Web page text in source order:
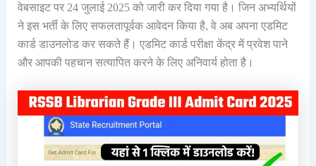
वेबसाइट पर 24 जुलाई 2025 को जारी कर दिया गया है। जिन अभ्यर्थियों
ने इस भर्ती के लिए सफलतापूर्वक आवेदन किया है, वे अब अपना एडमिट
कार्ड डाउनलोड कर सकते हैं। एडमिट कार्ड परीक्षा केंद्र में प्रवेश पाने
और आपकी पहचान सत्यापित करने के लिए अनिवार्य होता है।